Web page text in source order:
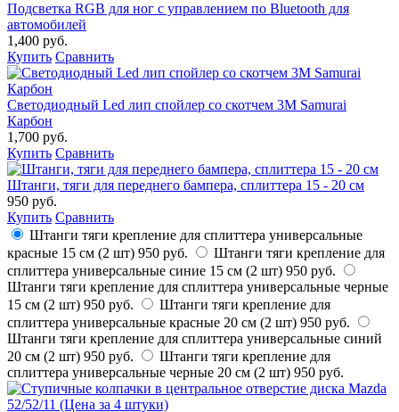
Подсветка RGB для ног с управлением по Bluetooth для
автомобилей
1,400 руб.
Купить Сравнить
Светодиодный Led лип спойлер со скотчем 3М Samurai
Карбон
1,700 руб.
Купить Сравнить
Штанги, тяги для переднего бампера, сплиттера 15 - 20 см
950 руб.
Купить Сравнить
Штанги тяги крепление для сплиттера универсальные
красные 15 см (2 шт) 950 руб.
Штанги тяги крепление для
сплиттера универсальные синие 15 см (2 шт) 950 руб.
Штанги тяги крепление для сплиттера универсальные черные
15 см (2 шт) 950 руб.
Штанги тяги крепление для
сплиттера универсальные красные 20 см (2 шт) 950 руб.
Штанги тяги крепление для сплиттера универсальные синий
20 см (2 шт) 950 руб.
Штанги тяги крепление для
сплиттера универсальные черные 20 см (2 шт) 950 руб.